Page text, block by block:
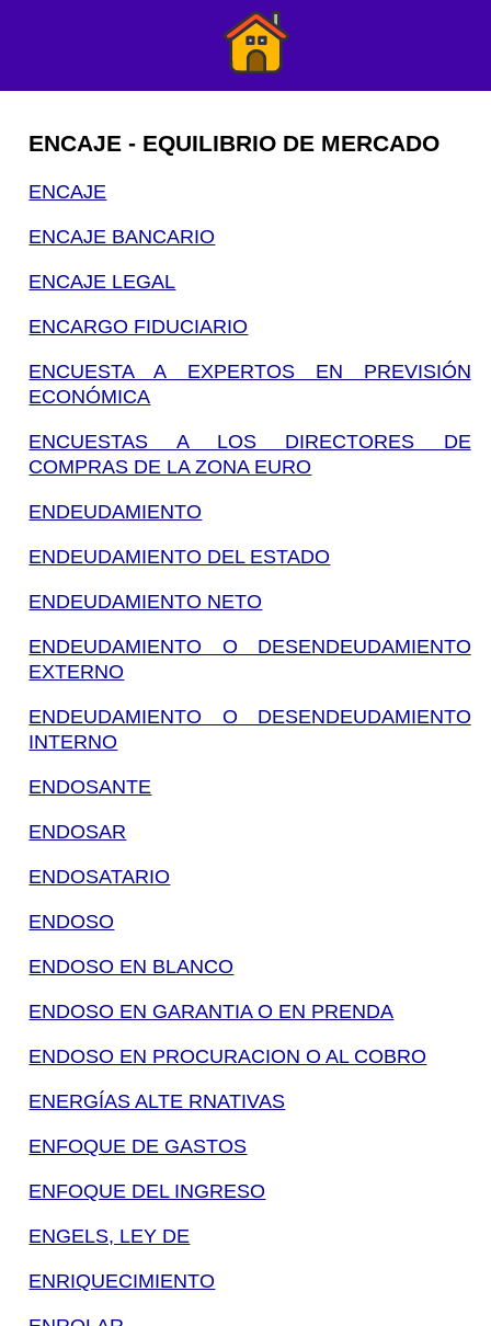
ENCAJE - EQUILIBRIO DE MERCADO
ENCAJE
ENCAJE BANCARIO
ENCAJE LEGAL
ENCARGO FIDUCIARIO
ENCUESTA A EXPERTOS EN PREVISIÓN
ECONÓMICA
ENCUESTAS A LOS DIRECTORES DE
COMPRAS DE LA ZONA EURO
ENDEUDAMIENTO
ENDEUDAMIENTO DEL ESTADO
ENDEUDAMIENTO NETO
ENDEUDAMIENTO O DESENDEUDAMIENTO
EXTERNO
ENDEUDAMIENTO O DESENDEUDAMIENTO
INTERNO
ENDOSANTE
ENDOSAR
ENDOSATARIO
ENDOSO
ENDOSO EN BLANCO
ENDOSO EN GARANTIA O EN PRENDA
ENDOSO EN PROCURACION O AL COBRO
ENERGÍAS ALTE RNATIVAS
ENFOQUE DE GASTOS
ENFOQUE DEL INGRESO
ENGELS, LEY DE
ENRIQUECIMIENTO